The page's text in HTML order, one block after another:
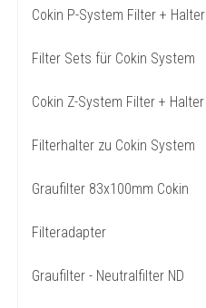
Cokin P-System Filter + Halter
Filter Sets für Cokin System
Cokin Z-System Filter + Halter
Filterhalter zu Cokin System
Graufilter 83x100mm Cokin
Filteradapter
Graufilter - Neutralfilter ND